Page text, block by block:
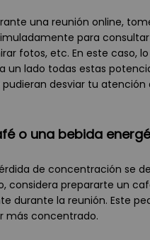
una reunión online,
para consultar
fotos, etc. En este caso,
un lado todas estas
desviar tu atención
o una bebida
de concentración se
considera prepararte un
durante la reunión. Este
más concentrado.